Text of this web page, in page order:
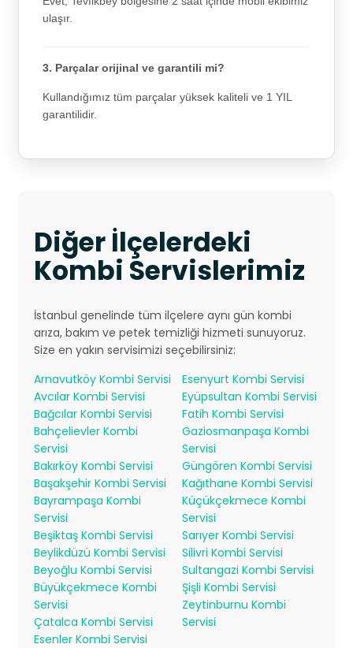
ulaşır.
3. Parçalar orijinal ve garantili mi?
Kullandığımız tüm parçalar yüksek kaliteli ve 1 YIL
garantilidir.
Diğer İlçelerdeki
Kombi Servislerimiz
İstanbul genelinde tüm ilçelere aynı gün kombi
arıza, bakım ve petek temizliği hizmeti sunuyoruz.
Size en yakın servisimizi seçebilirsiniz:
Arnavutköy Kombi Servisi
Avcılar Kombi Servisi
Bağcılar Kombi Servisi
Bahçelievler Kombi
Servisi
Bakırköy Kombi Servisi
Başakşehir Kombi Servisi
Bayrampaşa Kombi
Servisi
Beşiktaş Kombi Servisi
Beylikdüzü Kombi Servisi
Beyoğlu Kombi Servisi
Büyükçekmece Kombi
Servisi
Çatalca Kombi Servisi
Esenler Kombi Servisi
Esenyurt Kombi Servisi
Eyüpsultan Kombi Servisi
Fatih Kombi Servisi
Gaziosmanpaşa Kombi
Servisi
Güngören Kombi Servisi
Kağıthane Kombi Servisi
Küçükçekmece Kombi
Servisi
Sarıyer Kombi Servisi
Silivri Kombi Servisi
Sultangazi Kombi Servisi
Şişli Kombi Servisi
Zeytinburnu Kombi
Servisi